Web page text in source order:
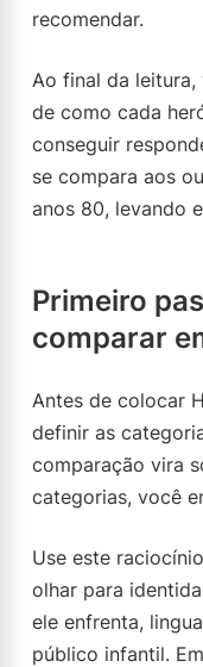
recomendar.
Ao final da
de como cada
conseguir
se compara aos
anos 80, levando
Primeiro
comparar
Antes de colocar
definir as
comparação vira
categorias, você
Use este
olhar para
ele enfrenta,
público infantil.